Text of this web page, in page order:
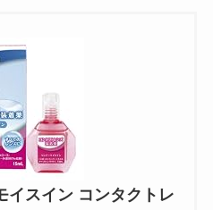
イスイン コンタクトレ